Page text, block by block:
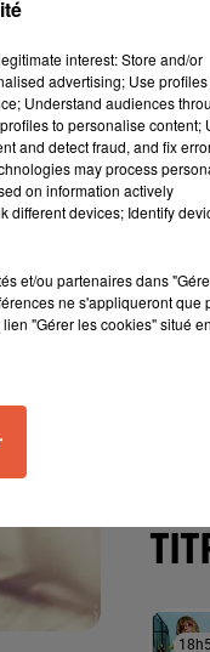
interest: Store and/or
advertising; Use profiles
Understand audiences
to personalise content;
and detect fraud, and fix
may process
on information actively
different devices; Identify
et/ou partenaires dans
ne s'appliqueront que
"Gérer les cookies" situé en